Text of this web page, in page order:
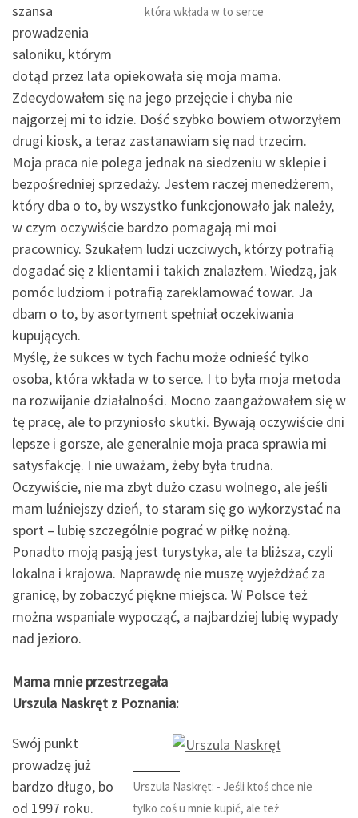
która wkłada w to serce
szansa
prowadzenia
saloniku, którym
dotąd przez lata opiekowała się moja mama.
Zdecydowałem się na jego przejęcie i chyba nie
najgorzej mi to idzie. Dość szybko bowiem otworzyłem
drugi kiosk, a teraz zastanawiam się nad trzecim.
Moja praca nie polega jednak na siedzeniu w sklepie i
bezpośredniej sprzedaży. Jestem raczej menedżerem,
który dba o to, by wszystko funkcjonowało jak należy,
w czym oczywiście bardzo pomagają mi moi
pracownicy. Szukałem ludzi uczciwych, którzy potrafią
dogadać się z klientami i takich znalazłem. Wiedzą, jak
pomóc ludziom i potrafią zareklamować towar. Ja
dbam o to, by asortyment spełniał oczekiwania
kupujących.
Myślę, że sukces w tych fachu może odnieść tylko
osoba, która wkłada w to serce. I to była moja metoda
na rozwijanie działalności. Mocno zaangażowałem się w
tę pracę, ale to przyniosło skutki. Bywają oczywiście dni
lepsze i gorsze, ale generalnie moja praca sprawia mi
satysfakcję. I nie uważam, żeby była trudna.
Oczywiście, nie ma zbyt dużo czasu wolnego, ale jeśli
mam luźniejszy dzień, to staram się go wykorzystać na
sport – lubię szczególnie pograć w piłkę nożną.
Ponadto moją pasją jest turystyka, ale ta bliższa, czyli
lokalna i krajowa. Naprawdę nie muszę wyjeżdżać za
granicę, by zobaczyć piękne miejsca. W Polsce też
można wspaniale wypocząć, a najbardziej lubię wypady
nad jezioro.
Mama mnie przestrzegała
Urszula Naskręt z Poznania:
Urszula Naskręt: - Jeśli ktoś chce nie
tylko coś u mnie kupić, ale też
Swój punkt
prowadzę już
bardzo długo, bo
od 1997 roku.